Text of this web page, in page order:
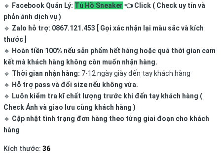
🔹 Facebook Quản Lý: Tú Hồ Sneaker 👈 Click ( Check uy tín và
phản ánh dịch vụ )
🔹 Zalo hỗ trợ: 0867.121.453 [ Gọi xác nhận lại màu sắc và kích
thước ]
🔹 Hoàn tiền 100% nếu sản phẩm hết hàng hoặc quá thời gian cam
kết mà khách hàng không còn muốn nhận hàng.
🔹 Thời gian nhận hàng: 7-12 ngày giày đến tay khách hàng
🔹 Hỗ trợ pass và đổi size nếu không vừa.
🔹 Luôn kiểm tra kĩ chất lượng trước khi đến tay khách hàng (
Check Ảnh và giao lưu cùng khách hàng )
🔹 Cập nhật tình trạng đơn hàng theo từng giai đoạn cho khách
hàng
Kích thước: 36